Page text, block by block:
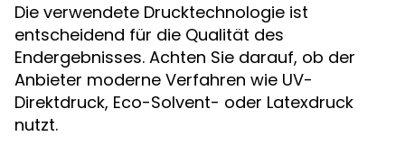
Die verwendete Drucktechnologie ist
entscheidend für die Qualität des
Endergebnisses. Achten Sie darauf, ob der
Anbieter moderne Verfahren wie UV-
Direktdruck, Eco-Solvent- oder Latexdruck
nutzt.